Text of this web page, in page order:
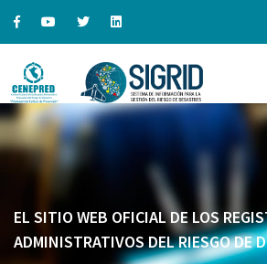
EL SITIO WEB OFICIAL DE LOS
ADMINISTRATIVOS DEL RIESGO DE